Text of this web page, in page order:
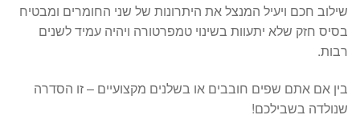
שילוב חכם ויעיל המנצל את היתרונות של שני החומרים ומבטיח
בסיס חזק שלא יתעוות בשינוי טמפרטורה ויהיה עמיד לשנים
רבות.
בין אם אתם שפים חובבים או בשלנים מקצועיים – זו הסדרה
שנולדה בשבילכם!